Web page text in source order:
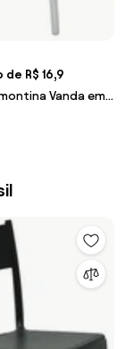
R$ 16,9
Vanda em
Vermelho com